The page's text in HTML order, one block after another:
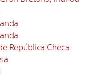
República Checa